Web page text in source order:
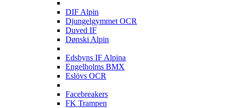
DIF Alpin
Djungelgymmet OCR
Duved IF
Dønski Alpin
Edsbyns IF Alpina
Engelholms BMX
Eslövs OCR
Facebreakers
FK Trampen